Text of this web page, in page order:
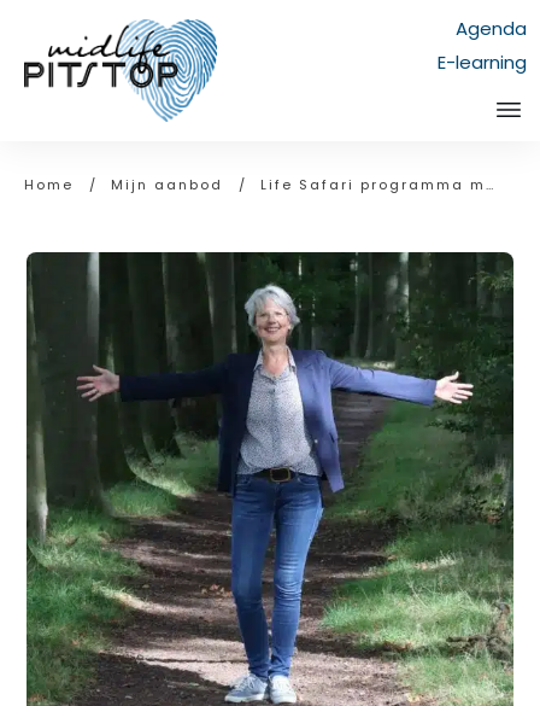
Agenda
E-learning
Home / Mijn aanbod / Life Safari programma met 2 daagse workshop